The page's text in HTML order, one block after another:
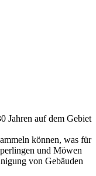
Jahren auf dem Gebiet
können, was für
und Möwen
von Gebäuden